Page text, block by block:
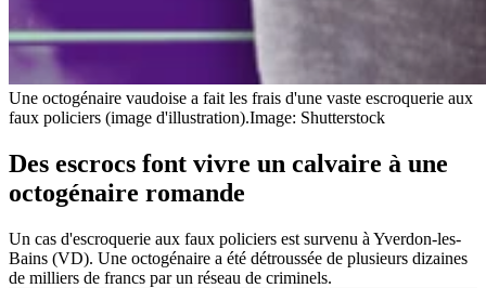
Une octogénaire vaudoise a fait les frais d'une vaste escroquerie aux
faux policiers (image d'illustration).Image: Shutterstock
Des escrocs font vivre un calvaire à une
octogénaire romande
Un cas d'escroquerie aux faux policiers est survenu à Yverdon-les-
Bains (VD). Une octogénaire a été détroussée de plusieurs dizaines
de milliers de francs par un réseau de criminels.